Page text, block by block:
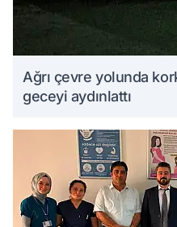
Ağrı çevre yolunda
geceyi aydınlattı